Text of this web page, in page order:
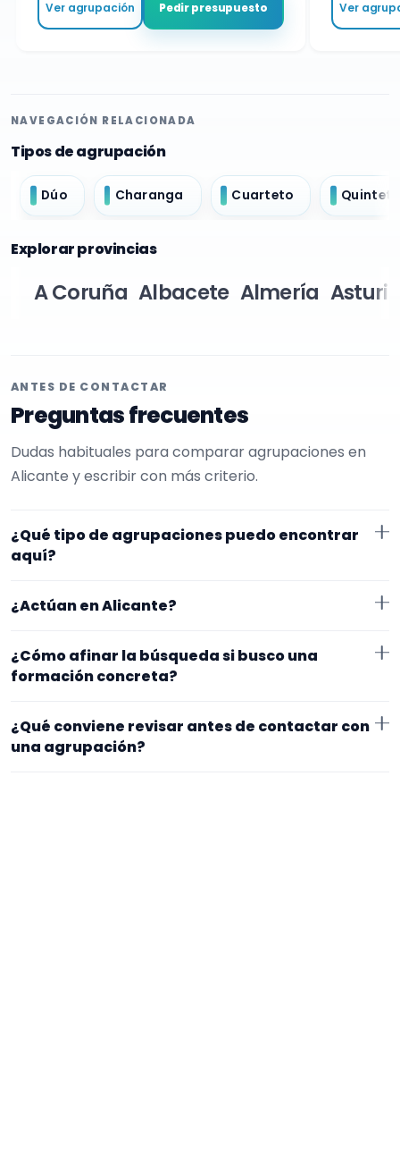
Ver agrupación Pedir presupuesto Ver
NAVEGACIÓN RELACIONADA
Tipos de agrupación
Dúo Charanga Cuarteto Quinteto
Explorar provincias
A Coruña Albacete Almería
ANTES DE CONTACTAR
Preguntas frecuentes
Dudas habituales para comparar agrupaciones en
Alicante y escribir con más criterio.
¿Qué tipo de agrupaciones puedo encontrar
aquí?
ceremonias civiles. Conviene comparar repertorio,
¿Actúan en Alicante?
trabajan en Alicante. Algunos son de la zona y otros
exacto, horarios y posibles gastos.
¿Cómo afinar la búsqueda si busco una
formación concreta?
Empieza por el tipo de evento y la zona. Si ya sabes el
formato que te encaja, usa el filtro de tipo de
agrupación para quedarte con opciones más
¿Qué conviene revisar antes de contactar con
una agrupación?